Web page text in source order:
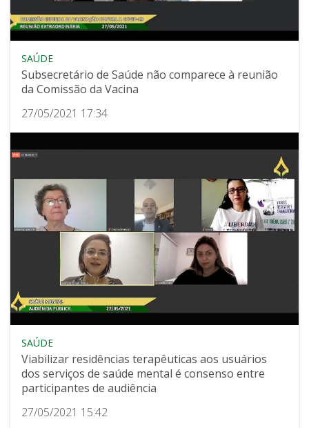
SAÚDE
Subsecretário de Saúde não comparece à reunião
da Comissão da Vacina
27/05/2021 17:34
SAÚDE
Viabilizar residências terapêuticas aos usuários
dos serviços de saúde mental é consenso entre
participantes de audiência
27/05/2021 15:42